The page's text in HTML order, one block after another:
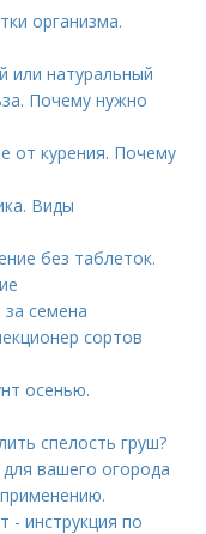
организма.
или натуральный
Почему нужно
от курения. Почему
Виды
без таблеток.
семена
сортов
осенью.
спелость груш?
вашего огорода
инструкция по